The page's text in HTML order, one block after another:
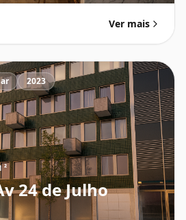
Ver mais
2023
24 de Julho